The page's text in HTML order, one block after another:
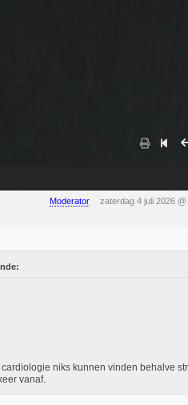
Moderator zaterdag 4 juli 2026
niks kunnen vinden behalve
vanaf.